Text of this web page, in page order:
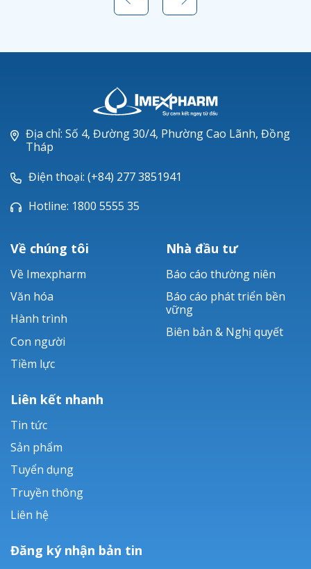
Địa chỉ: Số 4, Đường 30/4, Phường Cao Lãnh, Đồng
Tháp
Điện thoại: (+84) 277 3851941
Hotline: 1800 5555 35
Về chúng tôi
Về Imexpharm
Văn hóa
Hành trình
Con người
Tiềm lực
Nhà đầu tư
Báo cáo thường niên
Báo cáo phát triển bền
vững
Biên bản & Nghị quyết
Liên kết nhanh
Tin tức
Sản phẩm
Tuyển dụng
Truyền thông
Liên hệ
Đăng ký nhận bản tin